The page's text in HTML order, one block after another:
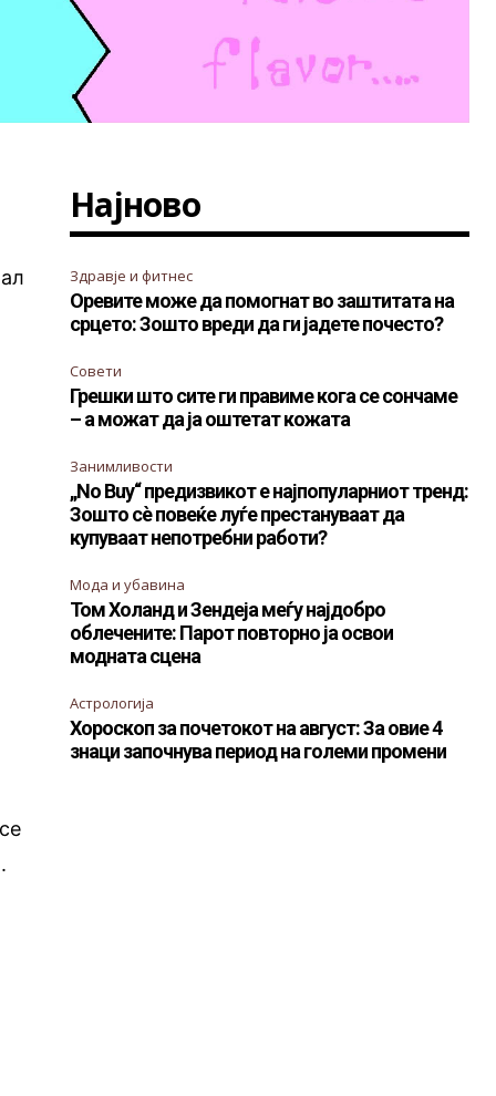
Најново
Здравје и фитнес
Оревите може да помогнат во заштитата на
срцето: Зошто вреди да ги јадете почесто?
Совети
Грешки што сите ги правиме кога се сончаме
– а можат да ја оштетат кожата
Занимливости
„No Buy“ предизвикот е најпопуларниот тренд:
Зошто сè повеќе луѓе престануваат да
купуваат непотребни работи?
Мода и убавина
Том Холанд и Зендеја меѓу најдобро
облечените: Парот повторно ја освои
модната сцена
Астрологија
Хороскоп за почетокот на август: За овие 4
знаци започнува период на големи промени